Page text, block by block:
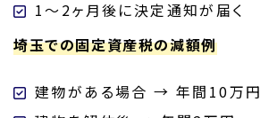
1〜2ヶ月後に決定通知が届く
埼玉での固定資産税の減額例
建物がある場合 → 年間10万円